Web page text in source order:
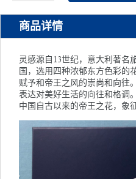
圆
马
克
杯
单
数
商品详情
灵感源自13世纪，意大利著名
国，选用四种浓郁东方色彩的
赋予和帝王之风的崇尚和向往
表达对美好生活的向往和格调
中国自古以来的帝王之花，象